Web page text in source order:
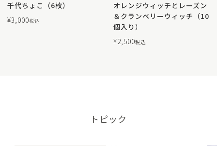
千代ちょこ（6枚）
¥3,000税込
オレンジウィッチとレーズン
＆クランベリーウィッチ（10
個入り）
¥2,500税込
トピック